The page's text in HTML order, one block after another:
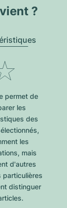
?
permet de
les
des
les
mais
d'autres
particulières
distinguer